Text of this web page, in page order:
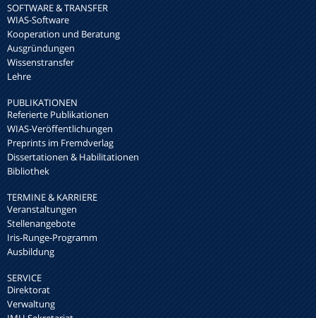
SOFTWARE & TRANSFER
WIAS-Software
Kooperation und Beratung
Ausgründungen
Wissenstransfer
Lehre
PUBLIKATIONEN
Referierte Publikationen
WIAS-Veröffentlichungen
Preprints im Fremdverlag
Dissertationen & Habilitationen
Bibliothek
TERMINE & KARRIERE
Veranstaltungen
Stellenangebote
Iris-Runge-Programm
Ausbildung
SERVICE
Direktorat
Verwaltung